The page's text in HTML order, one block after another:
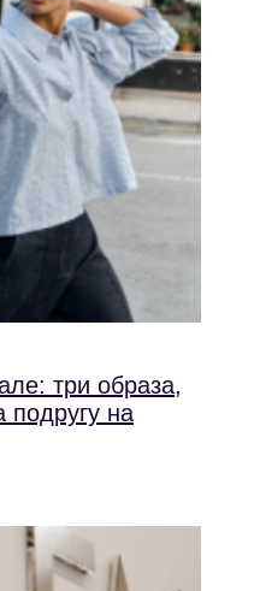
три образа,
подругу на